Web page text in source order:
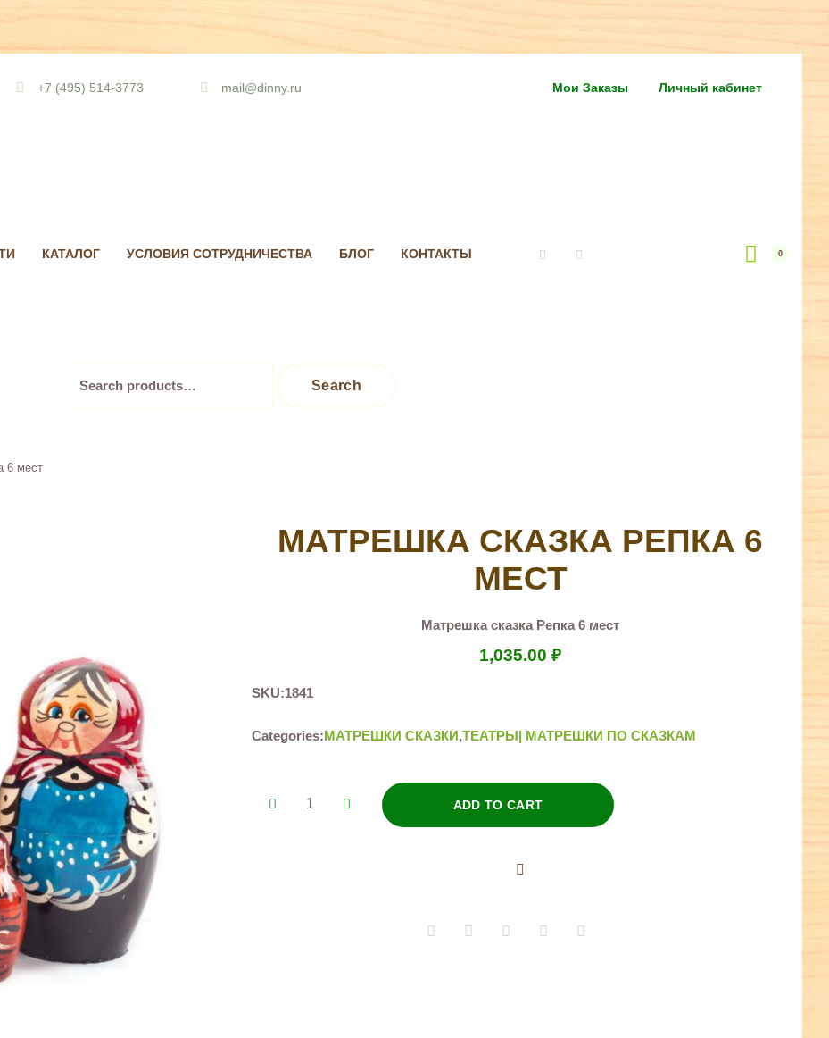
to
+7 (495) 514-3773 mail@dinny.ru Мои Заказы Личный кабинет
КАТАЛОГ УСЛОВИЯ СОТРУДНИЧЕСТВА БЛОГ КОНТАКТЫ 0
for:
Search
6 мест
МАТРЕШКА СКАЗКА РЕПКА 6
МЕСТ
Матрешка сказка Репка 6 мест
1,035.00₽
SKU:1841
Categories:МАТРЕШКИ СКАЗКИ,ТЕАТРЫ| МАТРЕШКИ ПО СКАЗКАМ
сказка
ADD TO CART